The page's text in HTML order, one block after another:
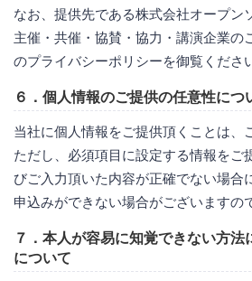
なお、提供先である株式会社オープン
主催・共催・協賛・協力・講演企業の
のプライバシーポリシーを御覧くださ
６．個人情報のご提供の任意性につ
当社に個人情報をご提供頂くことは、
ただし、必須項目に設定する情報をご
びご入力頂いた内容が正確でない場合
申込みができない場合がございますの
７．本人が容易に知覚できない方
について